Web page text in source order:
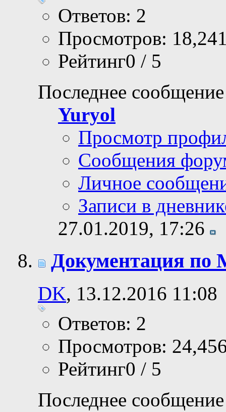
Ответов: 2
Просмотров:
Рейтинг0 / 5
Последнее
Yuryol
Просмотр
Сообщения
Личное
Записи в
27.01.2019, 17:26
Документация по
DK, 13.12.2016 11:08
Ответов: 2
Просмотров:
Рейтинг0 / 5
Последнее